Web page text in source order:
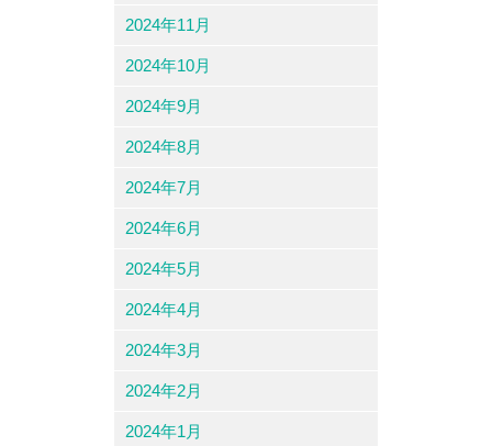
2024年11月
2024年10月
2024年9月
2024年8月
2024年7月
2024年6月
2024年5月
2024年4月
2024年3月
2024年2月
2024年1月